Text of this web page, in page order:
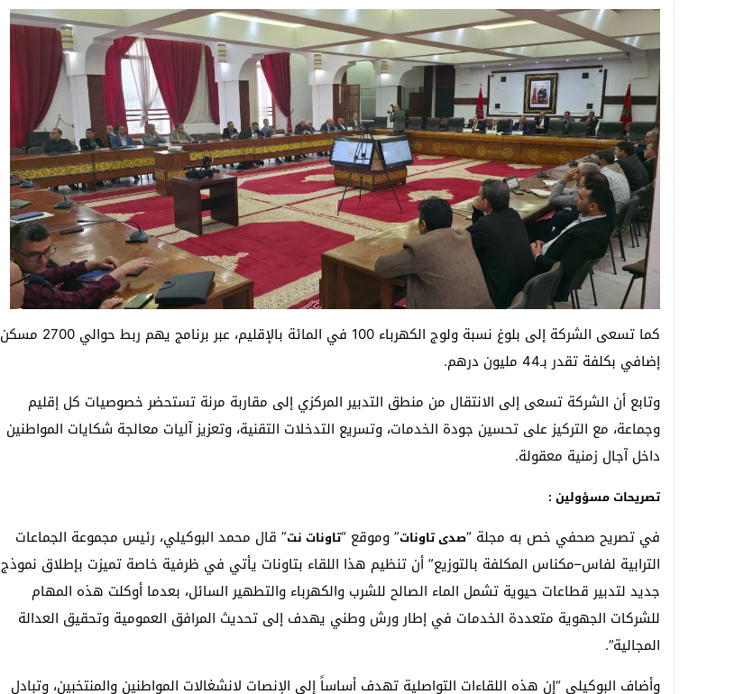
كما تسعى الشركة إلى بلوغ نسبة ولوج الكهرباء 100 في المائة بالإقليم، عبر برنامج يهم ربط حوالي 2700 مسكن
إضافي بكلفة تقدر بـ44 مليون درهم.
وتابع أن الشركة تسعى إلى الانتقال من منطق التدبير المركزي إلى مقاربة مرنة تستحضر خصوصيات كل إقليم
وجماعة، مع التركيز على تحسين جودة الخدمات، وتسريع التدخلات التقنية، وتعزيز آليات معالجة شكايات المواطنين
داخل آجال زمنية معقولة.
تصريحات مسؤولين :
في تصريح صحفي خص به مجلة “صدى تاونات” وموقع “تاونات نت” قال محمد البوكيلي، رئيس مجموعة الجماعات
الترابية لفاس–مكناس المكلفة بالتوزيع” أن تنظيم هذا اللقاء بتاونات يأتي في ظرفية خاصة تميزت بإطلاق نموذج
جديد لتدبير قطاعات حيوية تشمل الماء الصالح للشرب والكهرباء والتطهير السائل، بعدما أوكلت هذه المهام
للشركات الجهوية متعددة الخدمات في إطار ورش وطني يهدف إلى تحديث المرافق العمومية وتحقيق العدالة
المجالية”.
وأضاف البوكيلي “إن هذه اللقاءات التواصلية تهدف أساساً إلى الإنصات لانشغالات المواطنين والمنتخبين، وتبادل